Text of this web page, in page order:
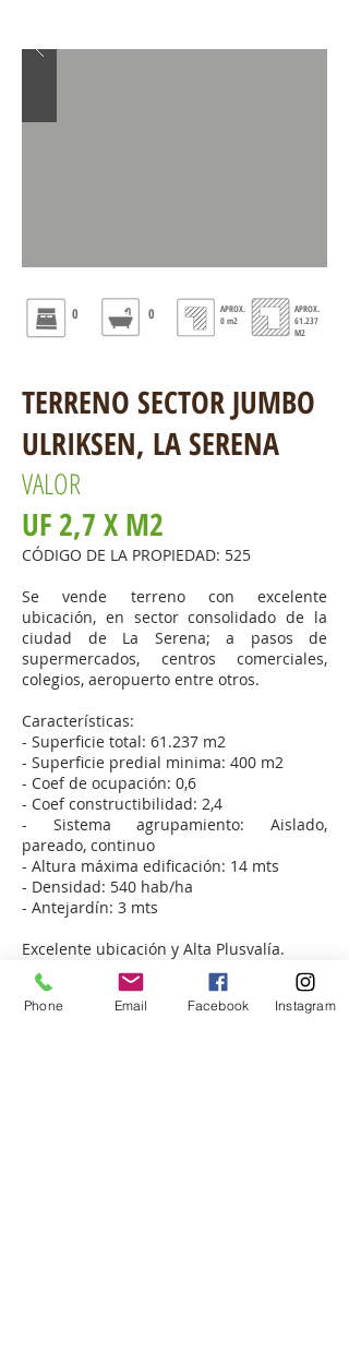
0 0
APROX.
0 m2
APROX.
61.237
M2
TERRENO SECTOR JUMBO
ULRIKSEN, LA SERENA
VALOR
UF 2,7 X M2
CÓDIGO DE LA PROPIEDAD: 525
Se vende terreno con excelente
ubicación, en sector consolidado de la
ciudad de La Serena; a pasos de
supermercados, centros comerciales,
colegios, aeropuerto entre otros.
Características:
- Superficie total: 61.237 m2
- Superficie predial minima: 400 m2
- Coef de ocupación: 0,6
- Coef constructibilidad: 2,4
- Sistema agrupamiento: Aislado,
pareado, continuo
- Altura máxima edificación: 14 mts
- Densidad: 540 hab/ha
- Antejardín: 3 mts
Excelente ubicación y Alta Plusvalía.
Agende su visita o realice sus consultas
aquí
Phone Email Facebook Instagram